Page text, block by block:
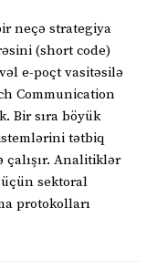
neçə strategiya
(short code)
e-poçt vasitəsilə
Communication
Bir sıra böyük
tətbiq
çalışır. Analitiklər
üçün sektoral
protokolları